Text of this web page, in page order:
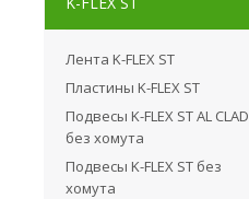
Лента K-FLEX ST
Пластины K-FLEX ST
Подвесы K-FLEX ST AL CLAD
без хомута
Подвесы K-FLEX ST без
хомута